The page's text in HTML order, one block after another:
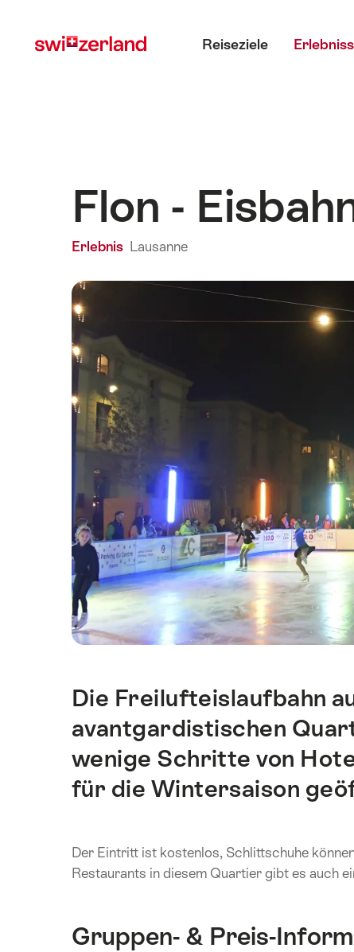
myswitzerland.com
Reiseziele
Flon -
Erlebnis Lausanne
Einleitung
Die Freilufteislaufbahn
avantgardistischen
wenige Schritte von
für die Wintersaison
Der Eintritt ist kostenlos, Schlittschuhe
Restaurants in diesem Quartier gibt es auch
Gruppen- & Preis-